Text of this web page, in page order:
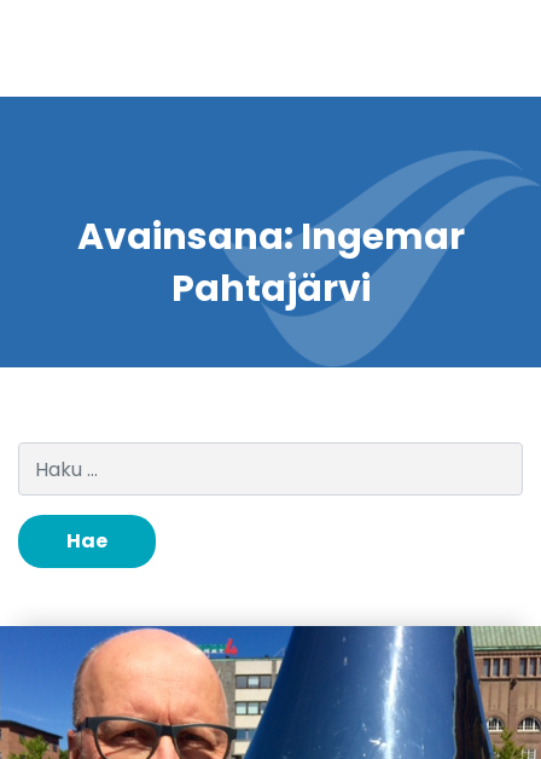
Avainsana:Ingemar
Pahtajärvi
Haku: